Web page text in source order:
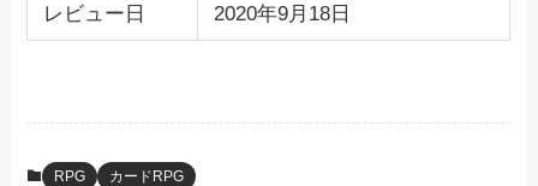
レビュー日 2020年9月18日
RPG カードRPG